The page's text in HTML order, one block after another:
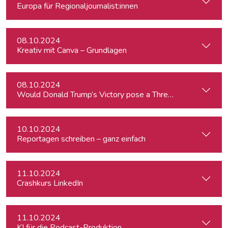
Europa für Regionaljournalist:innen
08.10.2024
Kreativ mit Canva – Grundlagen
08.10.2024
Would Donald Trump’s Victory pose a Threat to Press
10.10.2024
Reportagen schreiben – ganz einfach
11.10.2024
Crashkurs LinkedIn
11.10.2024